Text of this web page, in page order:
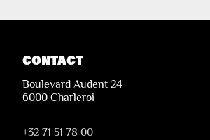
CONTACT
Boulevard Audent 24
6000 Charleroi
+32 71 51 78 00